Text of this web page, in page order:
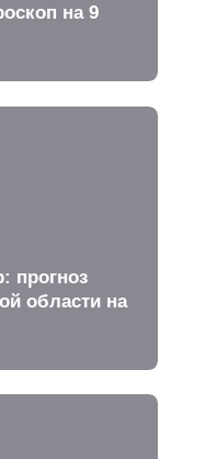
на 9
прогноз
области на